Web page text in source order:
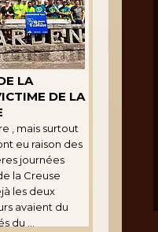
LA
DE LA
, mais surtout
eu raison des
journées
la Creuse
les deux
avaient du
du ...